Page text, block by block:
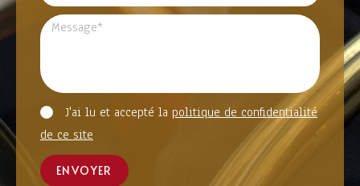
J'ai lu et accepté la politique de confidentialité
de ce site
ENVOYER